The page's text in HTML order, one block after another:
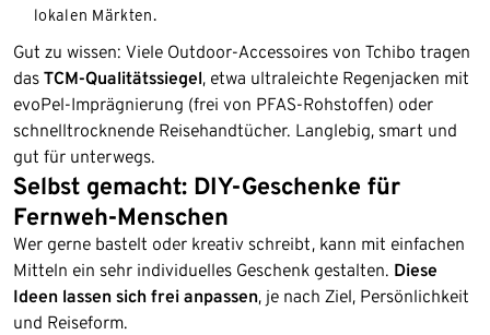
lokalen Märkten.
Gut zu wissen: Viele Outdoor-Accessoires von Tchibo tragen
das TCM-Qualitätssiegel, etwa ultraleichte Regenjacken mit
evoPel-Imprägnierung (frei von PFAS-Rohstoffen) oder
schnelltrocknende Reisehandtücher. Langlebig, smart und
gut für unterwegs.
Selbst gemacht: DIY-Geschenke für
Fernweh-Menschen
Wer gerne bastelt oder kreativ schreibt, kann mit einfachen
Mitteln ein sehr individuelles Geschenk gestalten. Diese
Ideen lassen sich frei anpassen, je nach Ziel, Persönlichkeit
und Reiseform.